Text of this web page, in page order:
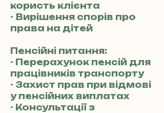
користь клієнта
- Вирішення спорів про
права на дітей
Пенсійні питання:
- Перерахунок пенсій для
працівників транспорту
- Захист прав при відмові
у пенсійних виплатах
- Консультації з